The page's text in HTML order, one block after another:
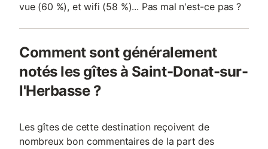
vue (60 %), et wifi (58 %)... Pas mal n'est-ce pas ?
Comment sont généralement
notés les gîtes à Saint-Donat-sur-
l'Herbasse ?
Les gîtes de cette destination reçoivent de
nombreux bon commentaires de la part des